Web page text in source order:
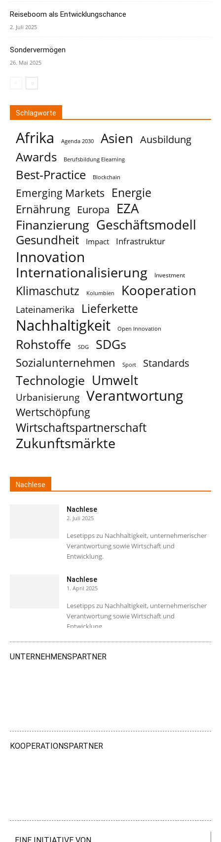
Reiseboom als Entwicklungschance
2. Juli 2025
Sondervermögen
26. Mai 2025
Schlagworte
Afrika Agenda 2030 Asien Ausbildung
Awards Berufsbildung Elearning
Best-Practice Blockchain
Emerging Markets Energie
Ernährung Europa EZA
Finanzierung Geschäftsmodell
Gesundheit Impact Infrastruktur
Innovation
Internationalisierung Investment
Klimaschutz Kolumbien Kooperation
Lateinamerika Lieferkette
Nachhaltigkeit Open Innovation
Rohstoffe SDG SDGs
Sozialunternehmen Sport Standards
Technologie Umwelt
Urbanisierung Verantwortung
Wertschöpfung
Wirtschaftspartnerschaft
Zukunftsmärkte
Nachlese
Nachlese
2. Juli 2025
Lesetipps zu Nachhaltigkeit, unternehmerischer
Verantwortung sowie Wirtschaft und
Entwicklung.
Nachlese
1. April 2025
Lesetipps zu Nachhaltigkeit, unternehmerischer
Verantwortung sowie Wirtschaft und
Entwicklung.
UNTERNEHMENSPARTNER
KOOPERATIONSPARTNER